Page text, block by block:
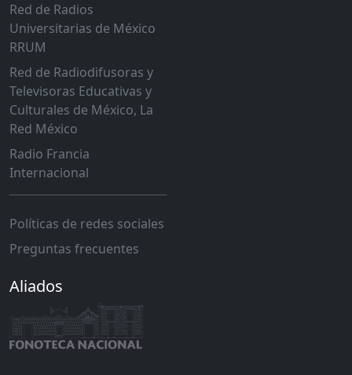
Red de Radios
Universitarias de México
RRUM
Red de Radiodifusoras y
Televisoras Educativas y
Culturales de México, La
Red México
Radio Francia
Internacional
Políticas de redes sociales
Preguntas frecuentes
Aliados